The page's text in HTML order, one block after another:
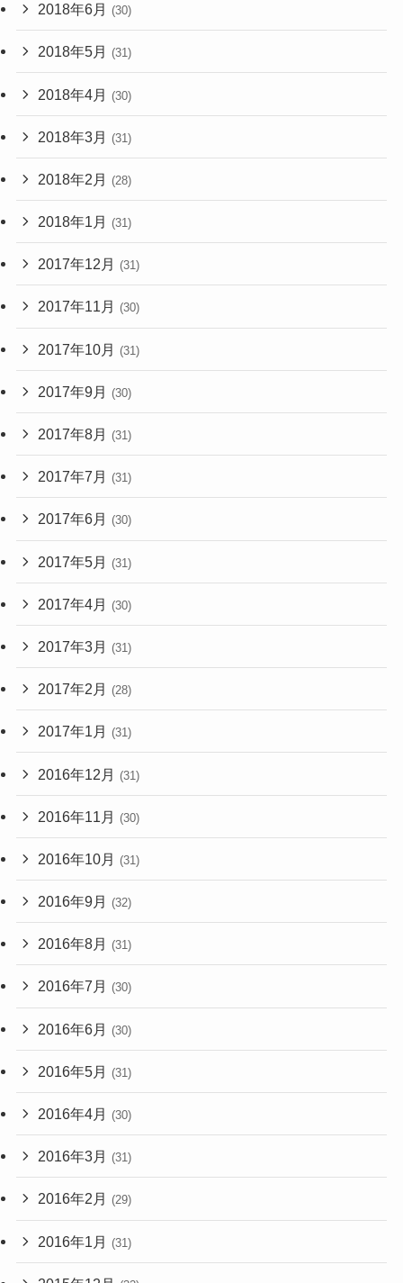
2018年6月 (30)
2018年5月 (31)
2018年4月 (30)
2018年3月 (31)
2018年2月 (28)
2018年1月 (31)
2017年12月 (31)
2017年11月 (30)
2017年10月 (31)
2017年9月 (30)
2017年8月 (31)
2017年7月 (31)
2017年6月 (30)
2017年5月 (31)
2017年4月 (30)
2017年3月 (31)
2017年2月 (28)
2017年1月 (31)
2016年12月 (31)
2016年11月 (30)
2016年10月 (31)
2016年9月 (32)
2016年8月 (31)
2016年7月 (30)
2016年6月 (30)
2016年5月 (31)
2016年4月 (30)
2016年3月 (31)
2016年2月 (29)
2016年1月 (31)